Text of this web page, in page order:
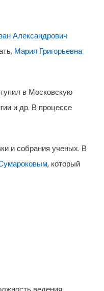
Александрович
Мария Григорьевна
в Московскую
и др. В процессе
и собрания ученых. В
, который